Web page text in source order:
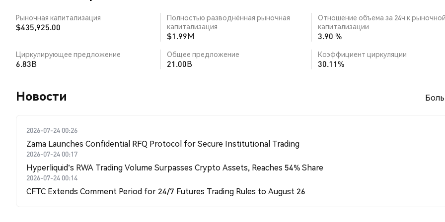
Рыночная капитализация
$435,925.00
Полностью разводнённая рыночная
капитализация
$1.99M
Отношение объема за 24ч к
капитализации
3.90 %
Циркулирующее предложение
6.83B
Общее предложение
21.00B
Коэффициент циркуляции
30.11%
Новости
2026-07-24 00:26
Zama Launches Confidential RFQ Protocol for Secure Institutional Trading
2026-07-24 00:17
Hyperliquid's RWA Trading Volume Surpasses Crypto Assets, Reaches 54% Share
2026-07-24 00:14
CFTC Extends Comment Period for 24/7 Futures Trading Rules to August 26